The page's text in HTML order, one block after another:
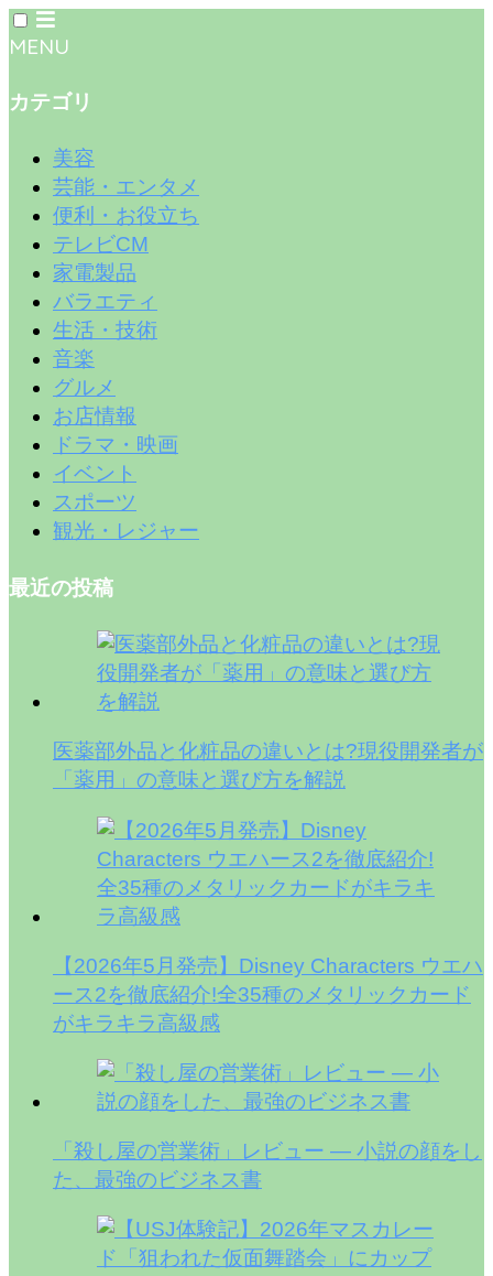
MENU
カテゴリ
美容
芸能・エンタメ
便利・お役立ち
テレビCM
家電製品
バラエティ
生活・技術
音楽
グルメ
お店情報
ドラマ・映画
イベント
スポーツ
観光・レジャー
最近の投稿
医薬部外品と化粧品の違いとは?現役開発者が
「薬用」の意味と選び方を解説
【2026年5月発売】Disney Characters ウエハ
ース2を徹底紹介!全35種のメタリックカード
がキラキラ高級感
「殺し屋の営業術」レビュー — 小説の顔をし
た、最強のビジネス書